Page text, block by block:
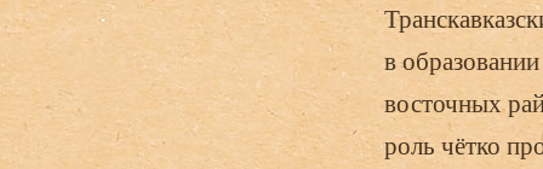
в
восточных
роль чётко